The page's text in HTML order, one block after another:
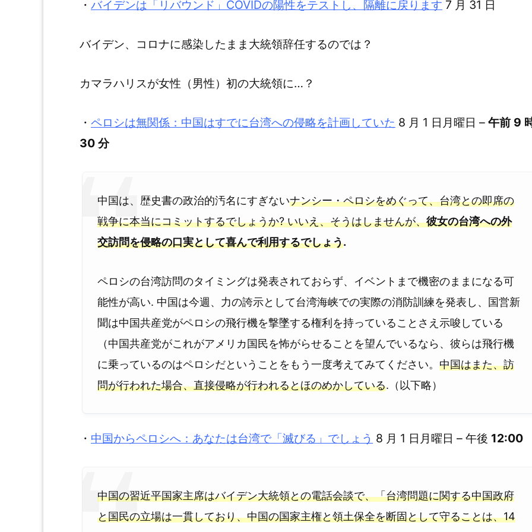
・ バイデンは「リバウンド」COVIDの陽性をテストし、隔離に戻ります 7 月 31 日
バイデン、コロナに感染したまま大統領辞任するのでは？
カマラハリスが女性（男性）初の大統領に…？
・ ペロシは無関係：中国はすでに台湾への侵略を計画していた 8 月 1 日月曜日 – 午前 9
30 分
中国は、歴史書の政治的汚名にすぎないナンシー・ペロシをめぐって、台湾との即席の
戦争に本当にコミットするでしょうか? いいえ、そうはしませんが、彼女の台湾への外
交訪問を侵略の口実として喜んで利用するでしょう.
ペロシの台湾訪問のタイミングは発表されておらず、イベントまで機密のままになる可
能性が高い. 中国は今週、力の誇示として台湾海峡での実際の消防訓練を発表し、国営新
聞は中国共産党がペロシの飛行機を撃墜する権利を持っていることさえ示唆している
（中国共産党がこれがアメリカ国民を怖がらせることを望んでいるなら、彼らは飛行機
に乗っているのはペロシだということをもう一度考えてみてください。 中国はまた、訪
問が行われた場合、直接侵略が行われるとほのめかしている.（以下略）
・ 中国からペロシへ：あなたは台湾で「滅びる」でしょう 8 月 1 日月曜日 – 午後 12:00
中国の習近平国家主席はバイデン大統領との電話会談で、「台湾問題に関する中国政府
と国民の立場は一貫しており、中国の国家主権と領土保全を断固として守ることは、14